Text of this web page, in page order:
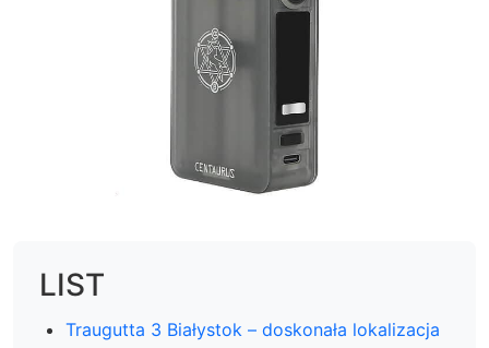
LIST
Traugutta 3 Białystok – doskonała lokalizacja